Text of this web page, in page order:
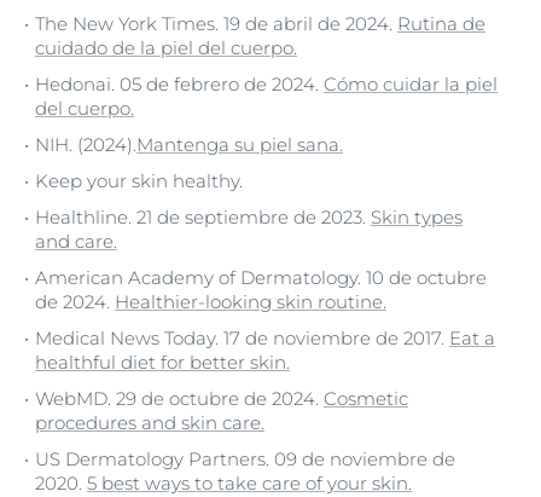
The New York Times. 19 de abril de 2024. Rutina de
cuidado de la piel del cuerpo.
Hedonai. 05 de febrero de 2024. Cómo cuidar la piel
del cuerpo.
NIH. (2024). Mantenga su piel sana.
Keep your skin healthy.
Healthline. 21 de septiembre de 2023. Skin types
and care.
American Academy of Dermatology. 10 de octubre
de 2024. Healthier-looking skin routine.
Medical News Today. 17 de noviembre de 2017. Eat a
healthful diet for better skin.
WebMD. 29 de octubre de 2024. Cosmetic
procedures and skin care.
US Dermatology Partners. 09 de noviembre de
2020. 5 best ways to take care of your skin.